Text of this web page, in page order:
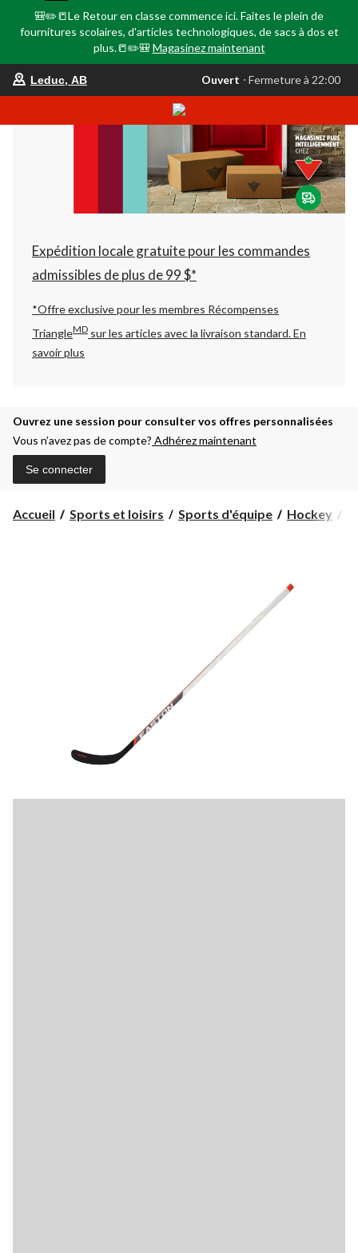
🎒✏️📒Le Retour en classe commence ici. Faites le plein de
fournitures scolaires, d'articles technologiques, de sacs à dos et
plus.📒✏️🎒 Magasinez maintenant
votre
est
Leduc,
courament
Ouvert,
Fermeture
à
à
changer
Leduc, AB Ouvert ⋅ Fermeture à 22:00
Expédition locale gratuite pour les commandes
admissibles de plus de 99 $*
*Offre exclusive pour les membres Récompenses
TriangleMD sur les articles avec la livraison standard.En
savoir plus
Ouvrez une session pour consulter vos offres personnalisées
Vous n’avez pas de compte? Adhérez maintenant
Se connecter
Accueil Sports et loisirs Sports d'équipe Hockey